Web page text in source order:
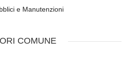
e Manutenzioni
COMUNE